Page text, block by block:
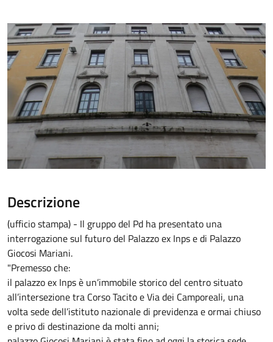
Descrizione
(ufficio stampa) - Il gruppo del Pd ha presentato una
interrogazione sul futuro del Palazzo ex Inps e di Palazzo
Giocosi Mariani.
"Premesso che:
il palazzo ex Inps è un’immobile storico del centro situato
all’intersezione tra Corso Tacito e Via dei Camporeali, una
volta sede dell’istituto nazionale di previdenza e ormai chiuso
e privo di destinazione da molti anni;